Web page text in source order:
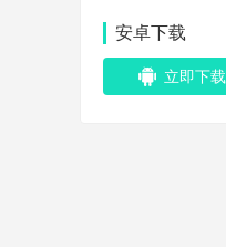
安卓下载
立即下载